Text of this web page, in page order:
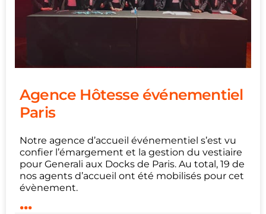
Agence Hôtesse événementiel
Paris
Notre agence d’accueil événementiel s’est vu
confier l’émargement et la gestion du vestiaire
pour Generali aux Docks de Paris. Au total, 19 de
nos agents d’accueil ont été mobilisés pour cet
évènement.
...